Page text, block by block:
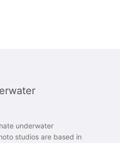
underwater
studios are based in